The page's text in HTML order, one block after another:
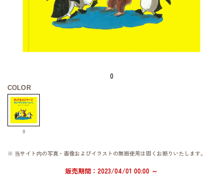
0
COLOR
0
※ 当サイト内の写真・画像およびイラストの無断使用は固くお断りいたします。
販売期間：2023/04/01 00:00 ～